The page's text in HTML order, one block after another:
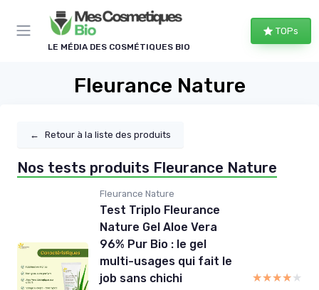
LE MÉDIA DES COSMÉTIQUES BIO
TOPs
Fleurance Nature
← Retour à la liste des produits
Nos tests produits Fleurance Nature
Fleurance Nature
Test Triplo Fleurance
Nature Gel Aloe Vera
96% Pur Bio : le gel
multi-usages qui fait le
job sans chichi
★★★★★
★★★★★
Panneau de gestion des cookies